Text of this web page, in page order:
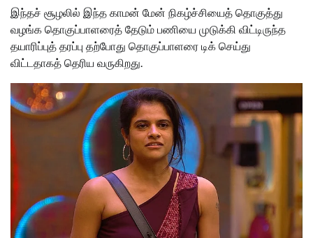
இந்தச் சூழலில் இந்த காமன் மேன் நிகழ்ச்சியைத் தொகுத்து
வழங்க தொகுப்பாளரைத் தேடும் பணியை முடுக்கி விட்டிருந்த
தயாரிப்புத் தரப்பு தற்போது தொகுப்பாளரை டிக் செய்து
விட்டதாகத் தெரிய வருகிறது.